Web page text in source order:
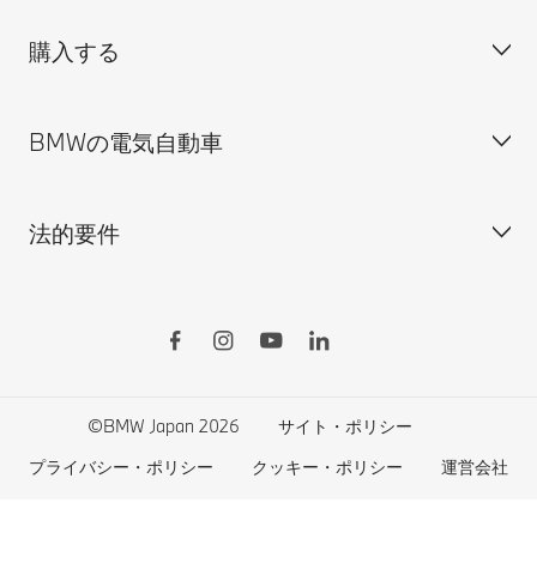
ディーラー検索
BMW正規ディーラー採用情報
BMWのCSR活動
BMW Motorrad
BMW Service
BMW純正アクセサリー
BMWタイヤ＆ホイール
BMWファイナンシャル・サービス
購入する
ご購入の前に
新車在庫検索
BMWの電気自動車
BMWの電気自動車
エコカー減税および補助金制度
法的要件
©BMW Japan 2026
サイト・ポリシー
プライバシー・ポリシー
クッキー・ポリシー 運営会社